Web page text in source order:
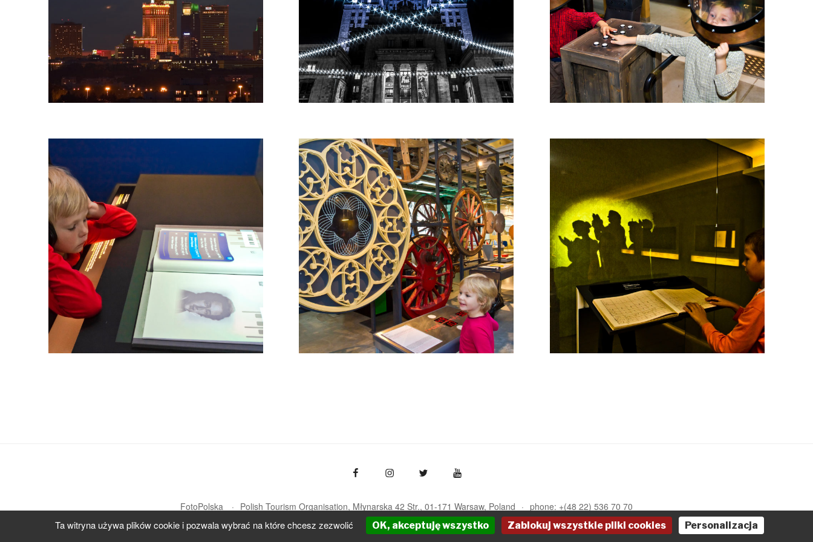
FotoPolska Polish Tourism Organisation, Młynarska 42 Str., 01-171 Warsaw Poland
phone: +(48 22) 536 70 70
pot@pot.gov.pl | www.pot.gov.pl | www.polska.travel
Ta witryna używa plików cookie i pozwala wybrać na które chcesz zezwolić OK, akceptuję wszystko Zablokuj wszystkie pliki cookies Personalizacja